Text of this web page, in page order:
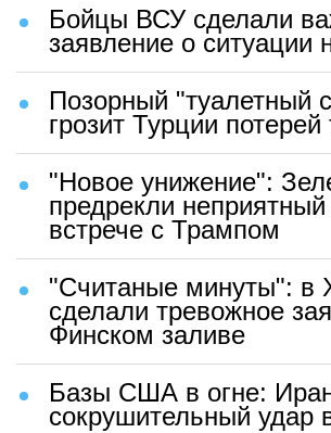
Бойцы ВСУ сделали
заявление о ситуации
Позорный "туалетный
грозит Турции потерей
"Новое унижение":
предрекли
встрече с Трампом
"Считаные минуты": в
сделали тревожное
Финском заливе
Базы США в огне:
сокрушительный удар